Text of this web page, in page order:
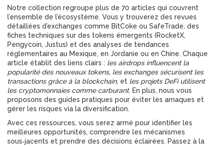
Notre collection regroupe plus de 70 articles qui couvrent
l’ensemble de l’écosystème. Vous y trouverez des revues
détaillées d’exchanges comme BitCoke ou SafeTrade, des
fiches techniques sur des tokens émergents (RocketX,
Pengycoin, Justus) et des analyses de tendances
réglementaires au Mexique, en Jordanie ou en Chine. Chaque
article établit des liens clairs : les airdrops influencent la
popularité des nouveaux tokens, les exchanges sécurisent les
transactions grâce à la blockchain, et les projets DeFi utilisent
les cryptomonnaies comme carburant. En plus, nous vous
proposons des guides pratiques pour éviter les arnaques et
gérer les risques via la diversification.
Avec ces ressources, vous serez armé pour identifier les
meilleures opportunités, comprendre les mécanismes
sous‑jacents et prendre des décisions éclairées. Passez à la